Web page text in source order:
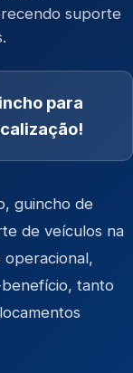
suporte
para
, guincho de
de veículos na
operacional,
tanto